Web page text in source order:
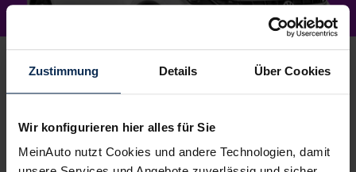
Zustimmung Details Über Cookies
Wir konfigurieren hier alles für Sie
MeinAuto nutzt Cookies und andere Technologien, damit
1.Wunschauto aussuchen
Du wählst dein Lieblingsmodell – wir suchen es für
dich.
Einfach, kostenlos und unverbindlich